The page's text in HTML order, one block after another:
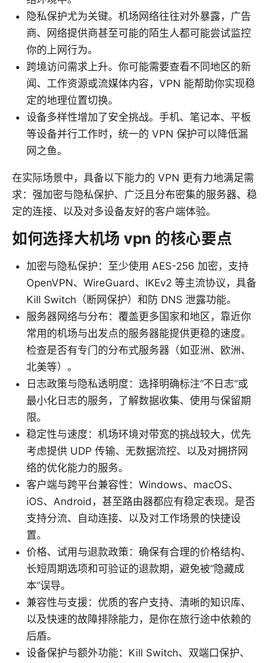
隐私保护尤为关键。机场网络往往对外暴露，广告
商、网络提供商甚至可能的陌生人都可能尝试监控
你的上网行为。
跨境访问需求上升。你可能需要查看不同地区的新
闻、工作资源或流媒体内容，VPN 能帮助你实现稳
定的地理位置切换。
设备多样性增加了安全挑战。手机、笔记本、平板
等设备并行工作时，统一的 VPN 保护可以降低漏
网之鱼。
在实际场景中，具备以下能力的 VPN 更有力地满足需
求：强加密与隐私保护、广泛且分布密集的服务器、稳
定的连接、以及对多设备友好的客户端体验。
如何选择大机场 vpn 的核心要点
加密与隐私保护：至少使用 AES-256 加密，支持
OpenVPN、WireGuard、IKEv2 等主流协议，具备
Kill Switch（断网保护）和防 DNS 泄露功能。
服务器网络与分布：覆盖更多国家和地区，靠近你
常用的机场与出发点的服务器能提供更稳的速度。
检查是否有专门的分布式服务器（如亚洲、欧洲、
北美等）。
日志政策与隐私透明度：选择明确标注“不日志”或
最小化日志的服务，了解数据收集、使用与保留期
限。
稳定性与速度：机场环境对带宽的挑战较大，优先
考虑提供 UDP 传输、无数据流控、以及对拥挤网
络的优化能力的服务。
客户端与跨平台兼容性：Windows、macOS、
iOS、Android，甚至路由器都应有稳定表现。是否
支持分流、自动连接、以及对工作场景的快捷设
置。
价格、试用与退款政策：确保有合理的价格结构、
长短周期选项和可验证的退款期，避免被“隐藏成
本”误导。
兼容性与支援：优质的客户支持、清晰的知识库、
以及快速的故障排除能力，是你在旅行途中依赖的
后盾。
设备保护与额外功能：Kill Switch、双端口保护、